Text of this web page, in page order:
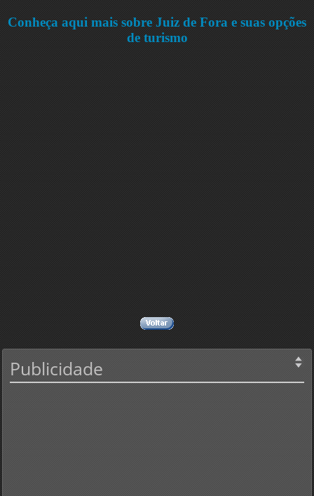
Conheça aqui mais sobre Juiz de Fora e suas opções
de turismo
Publicidade